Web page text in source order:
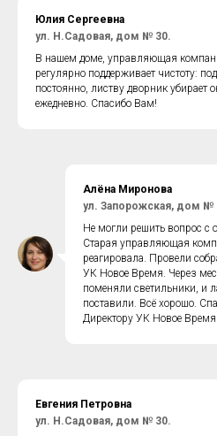
Юлия Сергеевна
ул. Н.Садовая, дом № 30.
В нашем доме, управляющая
регулярно поддерживает чистоту:
постоянно, листву дворник убирает
ежедневно. Спасибо Вам!
Алёна Миронова
ул. Запорожская, дом №
Не могли решить вопрос с
Старая управляющая
реагировала. Провели
УК Новое Время. Через
поменяли светильники, и
поставили. Всё хорошо.
Директору УК Новое
Евгения Петровна
ул. Н.Садовая, дом № 30.